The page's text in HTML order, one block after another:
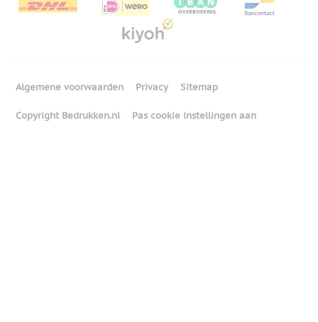
Algemene voorwaarden Privacy Sitemap
Copyright Bedrukken.nl Pas cookie instellingen aan